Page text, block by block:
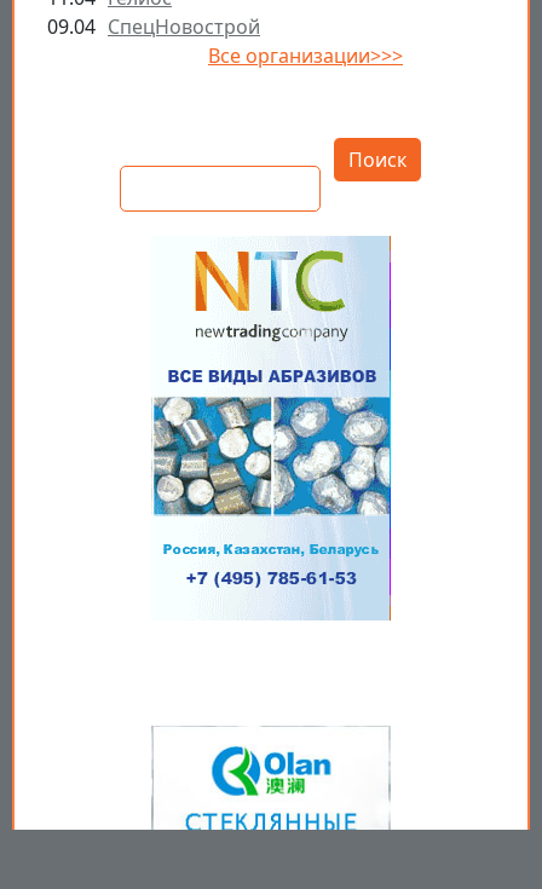
09.04 СпецНовострой
Все организации>>>